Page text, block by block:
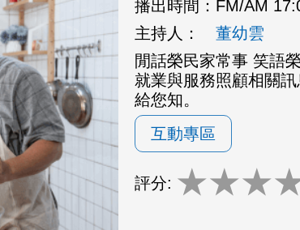
播出時間： FM/AM
主持人：
董幼雲
閒話榮民家常事 笑語
就業與服務照顧相關
給您知。
互動專區
評分: ★★★